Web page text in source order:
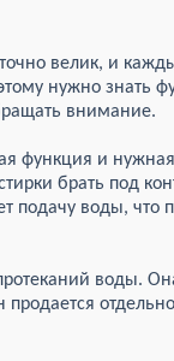
велик, и
нужно знать
внимание.
функция и
брать под
подачу воды, что
воды.
продается